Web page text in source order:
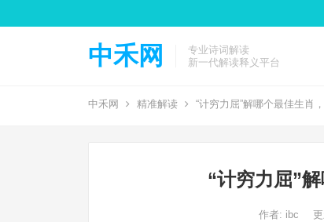
中禾网
专业诗词解读
新一代解读释义平台
中禾网 精准解读 “计穷力屈”解哪个最佳生肖
“计穷力屈”
作者: ibc